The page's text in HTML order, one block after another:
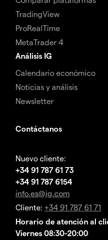
TradingView
ProRealTime
MetaTrader 4
Análisis IG
Calendario económico
Noticias y análisis
Newsletter
Contáctanos
Nuevo cliente:
+34 91 787 61 73
+34 91 787 6154
info.es@ig.com
Cliente: +34 91 787 61 71
Horario de atención al
Viernes 08:30-20:00